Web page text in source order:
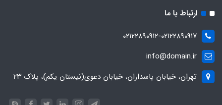
ارتباط با ما
۰۲۱۲۲۸۹۰۹۱۲-۰۲۱۲۲۸۹۰۹۱۷
info@domain.ir
تهران، خیابان پاسداران، خیابان دعوی(نیستان یکم)، پلاک ۲۳